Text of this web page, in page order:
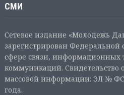
СМИ
Сетевое издание «Молодежь
зарегистрирован Федеральной
сфере связи, информационных
коммуникаций. Свидетельство
массовой информации: ЭЛ №
года.